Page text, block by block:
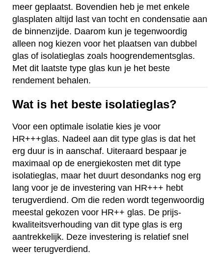
meer geplaatst. Bovendien heb je met enkele
glasplaten altijd last van tocht en condensatie aan
de binnenzijde. Daarom kun je tegenwoordig
alleen nog kiezen voor het plaatsen van dubbel
glas of isolatieglas zoals hoogrendementsglas.
Met dit laatste type glas kun je het beste
rendement behalen.
Wat is het beste isolatieglas?
Voor een optimale isolatie kies je voor
HR+++glas. Nadeel aan dit type glas is dat het
erg duur is in aanschaf. Uiteraard bespaar je
maximaal op de energiekosten met dit type
isolatieglas, maar het duurt desondanks nog erg
lang voor je de investering van HR+++ hebt
terugverdiend. Om die reden wordt tegenwoordig
meestal gekozen voor HR++ glas. De prijs-
kwaliteitsverhouding van dit type glas is erg
aantrekkelijk. Deze investering is relatief snel
weer terugverdiend.